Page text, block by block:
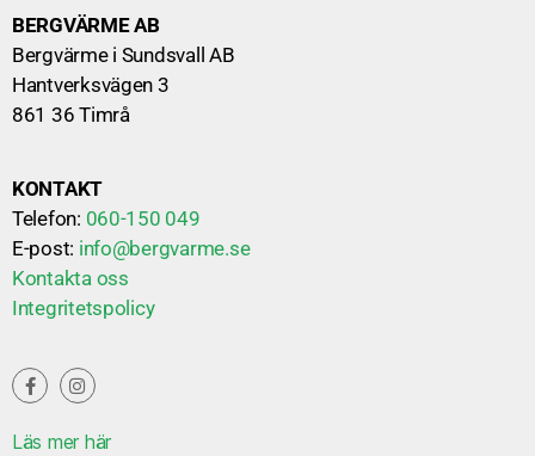
BERGVÄRME AB
Bergvärme i Sundsvall AB
Hantverksvägen 3
861 36 Timrå
KONTAKT
Telefon: 060-150 049
E-post: info@bergvarme.se
Kontakta oss
Integritetspolicy
Läs mer här